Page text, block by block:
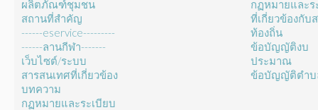
ผลิตภัณฑ์ชุมชน
สถานที่สำคัญ
------eservice---------
------ลานกีฬา-------
เว็บไซต์/ระบบ
สารสนเทศที่เกี่ยวข้อง
บทความ
กฏหมายและระเบียบ
กฏหมายและร
ที่เกี่ยวข้องกับ
ท้องถิ่น
ข้อบัญญัติงบ
ประมาณ
ข้อบัญญัติตำบ